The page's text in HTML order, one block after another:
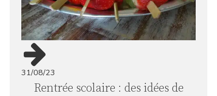
31/08/23
Rentrée scolaire : des idées de